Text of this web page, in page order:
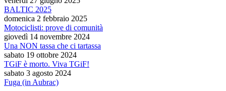
BALTIC 2025
domenica 2 febbraio 2025
Motociclisti: prove di comunità
giovedì 14 novembre 2024
Una NON tassa che ci tartassa
sabato 19 ottobre 2024
TGiF è morto. Viva TGiF!
sabato 3 agosto 2024
Fuga (in Aubrac)